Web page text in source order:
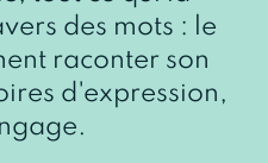
des mots : le
raconter son
d'expression,